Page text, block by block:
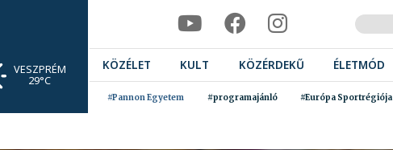
VESZPRÉM
29°C
KÖZÉLET KULT KÖZÉRDEKŰ ÉLETMÓD
#Pannon Egyetem #programajánló #Európa Sportrégiója